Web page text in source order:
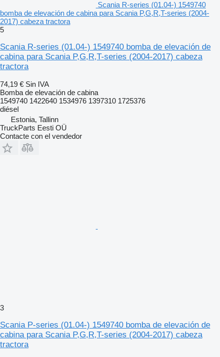
Scania R-series (01.04-) 1549740
bomba de elevación de cabina para Scania P,G,R,T-series (2004-
2017) cabeza tractora
5
Scania R-series (01.04-) 1549740 bomba de elevación de
cabina para Scania P,G,R,T-series (2004-2017) cabeza
tractora
74,19 € Sin IVA
Bomba de elevación de cabina
1549740 1422640 1534976 1397310 1725376
diésel
Estonia, Tallinn
TruckParts Eesti OÜ
Contacte con el vendedor
3
Scania P-series (01.04-) 1549740 bomba de elevación de
cabina para Scania P,G,R,T-series (2004-2017) cabeza
tractora